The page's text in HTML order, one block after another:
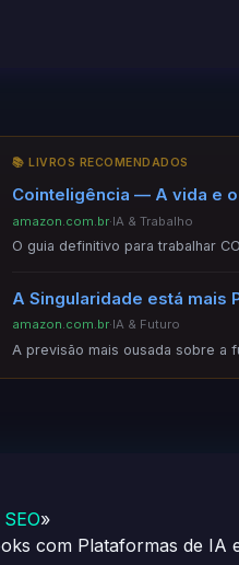
📚 LIVROS RECOMENDADOS
Cointeligência — A vida e
amazon.com.br·IA & Trabalho
O guia definitivo para trabalhar
A Singularidade está mais
amazon.com.br·IA & Futuro
A previsão mais ousada sobre a
»
com Plataformas de IA